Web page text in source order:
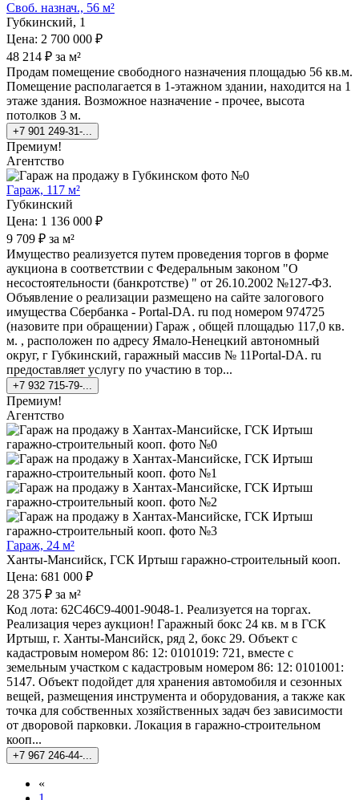
Своб. назнач., 56 м²
Губкинский, 1
Цена: 2 700 000 ₽
48 214 ₽ за м²
Продам помещение свободного назначения площадью 56 кв.м.
Помещение располагается в 1-этажном здании, находится на 1
этаже здания. Возможное назначение - прочее, высота
потолков 3 м.
+7 901 249-31-...
Премиум!
Агентство
Гараж, 117 м²
Губкинский
Цена: 1 136 000 ₽
9 709 ₽ за м²
Имущество реализуется путем проведения торгов в форме
аукциона в соответствии с Федеральным законом "О
несостоятельности (банкротстве) " от 26.10.2002 №127-ФЗ.
Объявление о реализации размещено на сайте залогового
имущества Сбербанка - Pоrtal-DA. ru под номером 974725
(назовите при обращении) Гараж , общей площадью 117,0 кв.
м. , расположен по адресу Ямало-Ненецкий автономный
округ, г Губкинский, гаражный массив № 11Pоrtal-DA. ru
предоставляет услугу по участию в тор...
+7 932 715-79-...
Премиум!
Агентство
Гараж, 24 м²
Ханты-Мансийск, ГСК Иртыш гаражно-строительный кооп.
Цена: 681 000 ₽
28 375 ₽ за м²
Код лота: 62C46C9-4001-9048-1. Реализуется на торгах.
Реализация через аукцион! Гаражный бокс 24 кв. м в ГСК
Иртыш, г. Ханты-Мансийск, ряд 2, бокс 29. Объект с
кадастровым номером 86: 12: 0101019: 721, вместе с
земельным участком с кадастровым номером 86: 12: 0101001:
5147. Объект подойдет для хранения автомобиля и сезонных
вещей, размещения инструмента и оборудования, а также как
точка для собственных хозяйственных задач без зависимости
от дворовой парковки. Локация в гаражно-строительном
кооп...
+7 967 246-44-...
«